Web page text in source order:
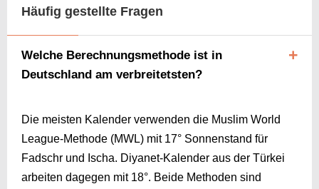
Häufig gestellte Fragen
Welche Berechnungsmethode ist in
Deutschland am verbreitetsten?
Die meisten Kalender verwenden die Muslim World
League-Methode (MWL) mit 17° Sonnenstand für
Fadschr und Ischa. Diyanet-Kalender aus der Türkei
arbeiten dagegen mit 18°. Beide Methoden sind